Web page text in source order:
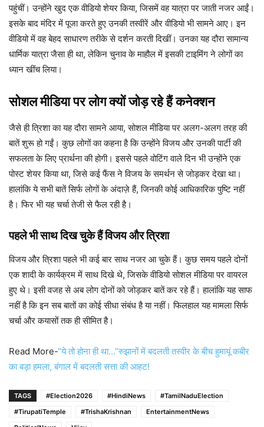
पहुंचीं। उन्होंने खुद एक वीडियो शेयर किया, जिसमें वह यात्रा पर जाती नजर आईं।
इसके बाद मंदिर में पूजा करते हुए उनकी तस्वीरें और वीडियो भी सामने आए। इन
वीडियो में वह बेहद साधारण तरीके से दर्शन करती दिखीं। उनका यह दौरा सामान्य
धार्मिक यात्रा जैसा ही था, लेकिन चुनाव के माहौल में इसकी टाइमिंग ने लोगों का
ध्यान खींच लिया।
सोशल मीडिया पर लोग क्यों जोड़ रहे हैं कनेक्शन
जैसे ही त्रिशा का यह दौरा सामने आया, सोशल मीडिया पर अलग-अलग तरह की
बातें शुरू हो गईं। कुछ लोगों का कहना है कि उन्होंने विजय और उनकी पार्टी की
सफलता के लिए प्रार्थना की होगी। इससे पहले वोटिंग वाले दिन भी उन्होंने एक
पोस्ट शेयर किया था, जिसे कई फैंस ने विजय के समर्थन से जोड़कर देखा था।
हालांकि ये सभी बातें सिर्फ लोगों के अंदाज़े हैं, जिनकी कोई आधिकारिक पुष्टि नहीं
है। फिर भी यह चर्चा तेजी से फैल रही है।
पहले भी साथ दिख चुके हैं विजय और त्रिशा
विजय और त्रिशा पहले भी कई बार साथ नजर आ चुके हैं। कुछ समय पहले दोनों
एक शादी के कार्यक्रम में साथ दिखे थे, जिसके वीडियो सोशल मीडिया पर वायरल
हुए थे। इसी वजह से अब लोग दोनों को जोड़कर बातें कर रहे हैं। हालांकि यह साफ
नहीं है कि इन सब बातों का कोई सीधा संबंध है या नहीं। फिलहाल यह मामला सिर्फ
चर्चा और कयासों तक ही सीमित है।
Read More-“ये तो होना ही था…”रुझानों में बदलती तस्वीर के बीच हुमायूं कबीर
का बड़ा हमला, बंगाल में बदलती सत्ता की आहट!
TAGS #Election2026 #HindiNews
#TamilNaduElection
#TirupatiTemple
#TrishaKrishnan
EntertainmentNews